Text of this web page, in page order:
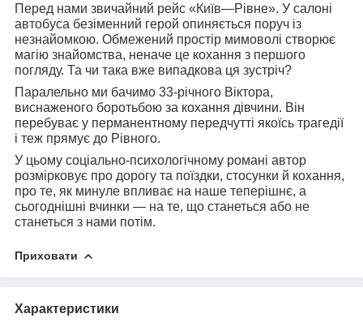
Перед нами звичайний рейс «Київ—Рівне». У салоні
автобуса безіменний герой опиняється поруч із
незнайомкою. Обмежений простір мимоволі створює
магію знайомства, неначе це кохання з першого
погляду. Та чи така вже випадкова ця зустріч?
Паралельно ми бачимо 33-річного Віктора,
виснаженого боротьбою за кохання дівчини. Він
перебуває у перманентному передчутті якоїсь трагедії
і теж прямує до Рівного.
У цьому соціально-психологічному романі автор
розмірковує про дорогу та поїздки, стосунки й кохання,
про те, як минуле впливає на наше теперішнє, а
сьогоднішні вчинки — на те, що станеться або не
станеться з нами потім.
Приховати
Характеристики